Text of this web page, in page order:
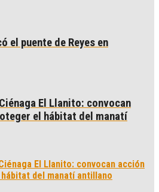
el puente de Reyes en
El Llanito: convocan
el hábitat del manatí